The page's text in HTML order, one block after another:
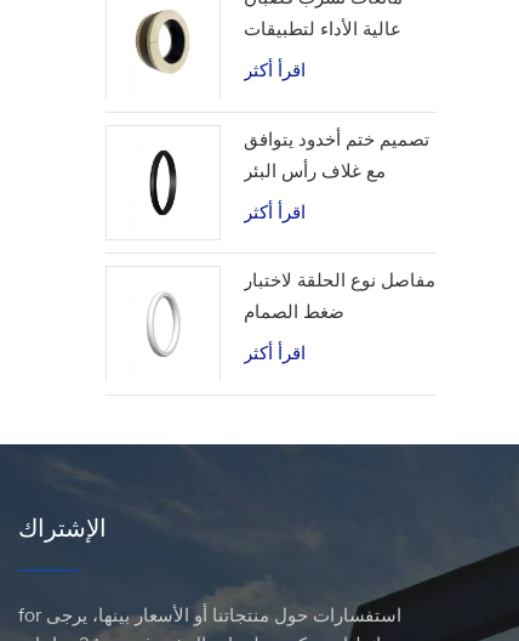
عالية الأداء لتطبيقات
الهيدروجين
اقرأ أكثر
تصميم ختم أخدود يتوافق
مع غلاف رأس البئر
اقرأ أكثر
مفاصل نوع الحلقة لاختبار
ضغط الصمام
اقرأ أكثر
الإشتراك
for استفسارات حول منتجاتنا أو الأسعار بينها، يرجى